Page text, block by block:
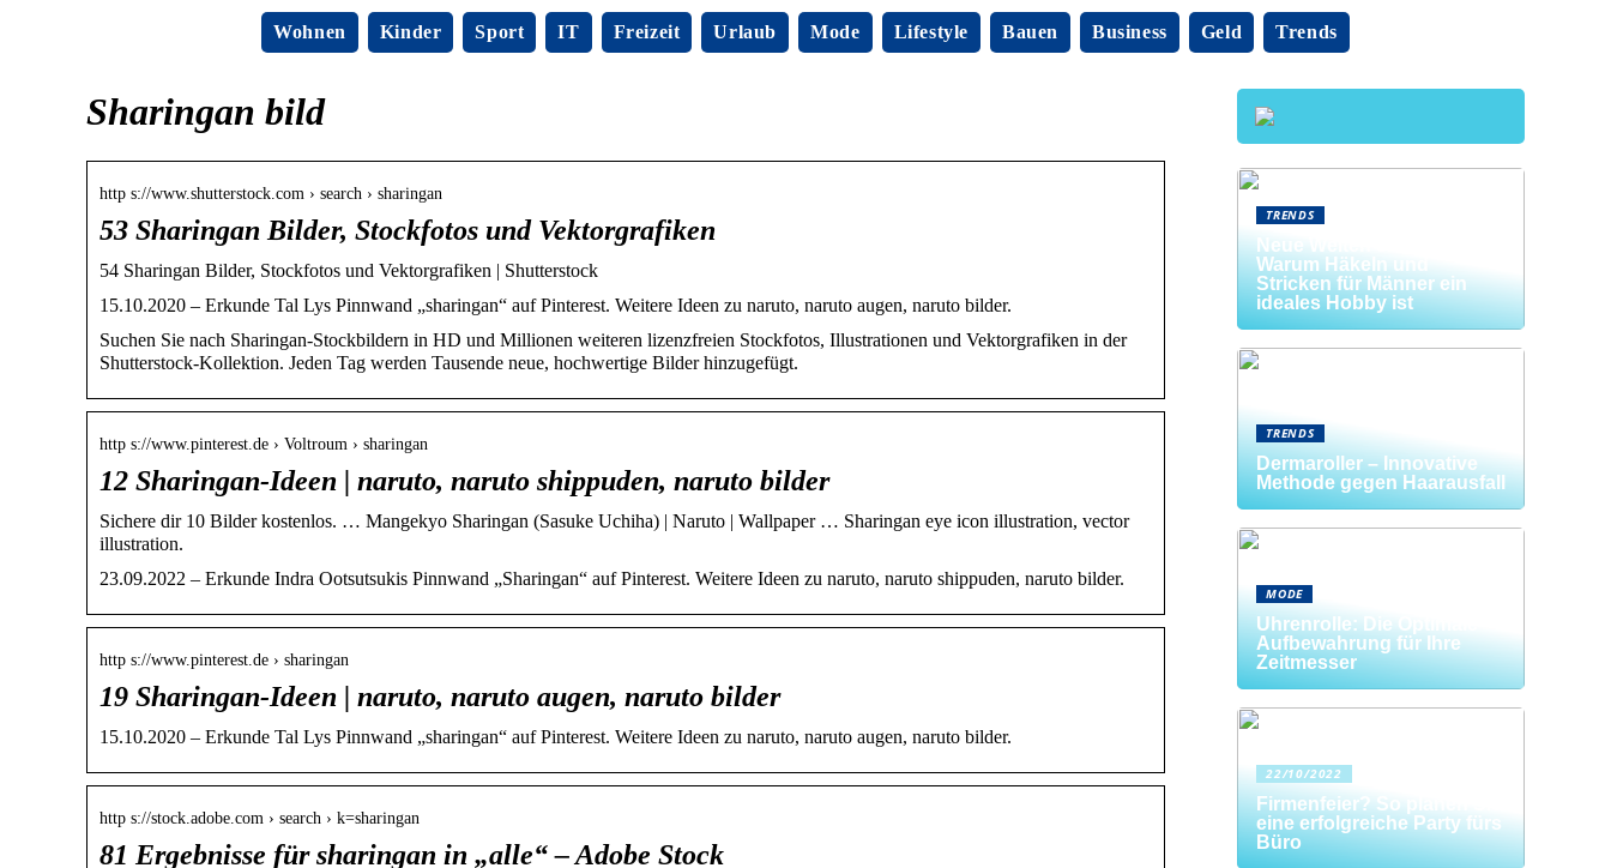
Wohnen Kinder Sport IT Freizeit Urlaub Mode Lifestyle Bauen Business Geld Trends
Sharingan bild
http s://www.shutterstock.com › search › sharingan
53 Sharingan Bilder, Stockfotos und Vektorgrafiken
54 Sharingan Bilder, Stockfotos und Vektorgrafiken | Shutterstock
15.10.2020 – Erkunde Tal Lys Pinnwand „sharingan“ auf Pinterest. Weitere Ideen zu naruto, naruto augen, naruto bilder.
Suchen Sie nach Sharingan-Stockbildern in HD und Millionen weiteren lizenzfreien Stockfotos, Illustrationen und Vektorgrafiken in der
Shutterstock-Kollektion. Jeden Tag werden Tausende neue, hochwertige Bilder hinzugefügt.
http s://www.pinterest.de › Voltroum › sharingan
12 Sharingan-Ideen | naruto, naruto shippuden, naruto bilder
Sichere dir 10 Bilder kostenlos. … Mangekyo Sharingan (Sasuke Uchiha) | Naruto | Wallpaper … Sharingan eye icon illustration, vector
illustration.
23.09.2022 – Erkunde Indra Ootsutsukis Pinnwand „Sharingan“ auf Pinterest. Weitere Ideen zu naruto, naruto shippuden, naruto bilder.
http s://www.pinterest.de › sharingan
19 Sharingan-Ideen | naruto, naruto augen, naruto bilder
15.10.2020 – Erkunde Tal Lys Pinnwand „sharingan“ auf Pinterest. Weitere Ideen zu naruto, naruto augen, naruto bilder.
http s://stock.adobe.com › search › k=sharingan
81 Ergebnisse für sharingan in „alle“ – Adobe Stock
TRENDS
Neue Welten entdecken:
Warum Häkeln und
Stricken für Männer ein
ideales Hobby ist
TRENDS
Dermaroller – Innovative
Methode gegen Haarausfall
MODE
Uhrenrolle: Die Optimale
Aufbewahrung für Ihre
Zeitmesser
22/10/2022
Firmenfeier? So planen Sie
eine erfolgreiche Party fürs
Büro